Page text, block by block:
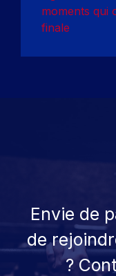
moments qui
finale
Envie de
de
?